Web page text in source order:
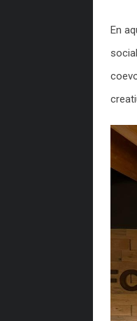
En